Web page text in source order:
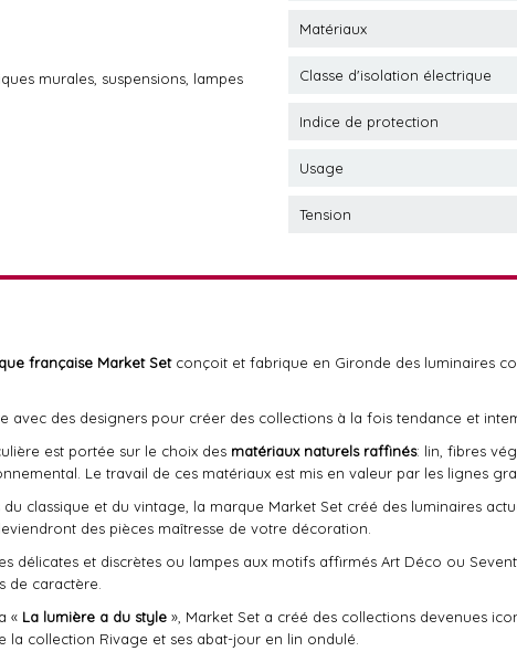
murales, suspensions, lampes
Matériaux
Classe d'isolation électrique
Indice de protection
Usage
Tension
française Market Setconçoit et fabrique en Gironde des luminaires
avec des designers pour créer des collections à la fois tendance et
est portée sur le choix des matériaux naturels raffinés: lin, fibres
Le travail de ces matériaux est mis en valeur par les lignes
du classique et du vintage, la marque Market Set créé des luminaires
des pièces maîtresse de votre décoration.
délicates et discrètes ou lampes aux motifs affirmés Art Déco ou
de caractère.
« La lumière a du style », Market Set a créé des collections devenues
la collection Rivage et ses abat-jour en lin ondulé.